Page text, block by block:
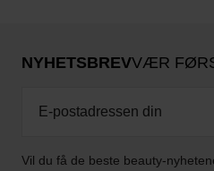
NYHETSBREVVÆR
Vil du få de beste beauty-